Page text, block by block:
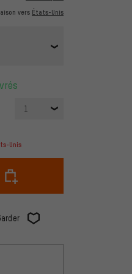
vers États-Unis
1
Unis